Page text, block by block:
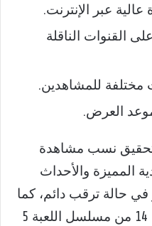
متابعة مسلسل اللعبة 5 على القنوات الناقلة
مختلفة للمشاهدين.
العرض.
اللعبة 5 في تحقيق نسب مشاهدة
المميزة والأحداث
في حالة ترقب دائم، كما
أن متابعة موعد عرض الحلقة 14 من مسلسل اللعبة 5